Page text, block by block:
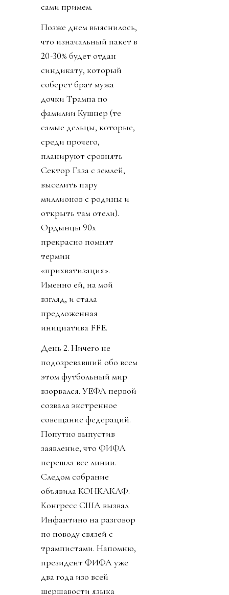
сами примем.
Позже днем выяснилось,
что изначальный пакет в
20-30% будет отдан
синдикату, который
соберет брат мужа
дочки Трампа по
фамилии Кушнер (те
самые дельцы, которые,
среди прочего,
планируют сровнять
Сектор Газа с землей,
выселить пару
миллионов с родины и
открыть там отели).
Ордынцы 90х
прекрасно помнят
термин
«прихватизация».
Именно ей, на мой
взгляд, и стала
предложенная
инициатива FFE.
День 2. Ничего не
подозревавший обо всем
этом футбольный мир
взорвался. УЕФА первой
созвала экстренное
совещание федераций.
Попутно выпустив
заявление, что ФИФА
перешла все линии.
Следом собрание
объявила КОНКАКАФ.
Конгресс США вызвал
Инфантино на разговор
по поводу связей с
трампистами. Напомню,
президент ФИФА уже
два года изо всей
шершавости языка